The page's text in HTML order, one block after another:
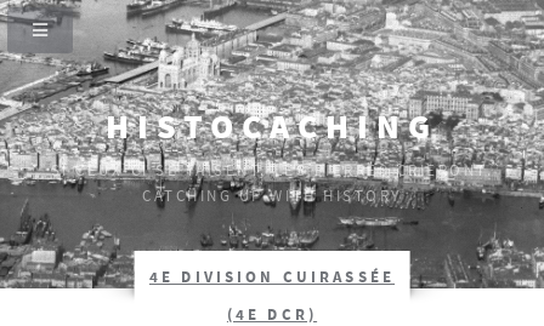
HISTOCACHING
SI CEUX-CI SE TAISENT, LES PIERRES CRIERONT.
CATCHING UP WITH HISTORY
4E DIVISION CUIRASSÉE
(4E DCR)